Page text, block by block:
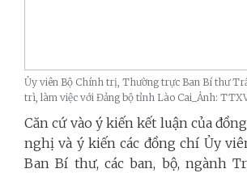
Ủy viên Bộ Chính trị, Thường trực Ban Bí thư
trì, làm việc với Đảng bộ tỉnh Lào Cai_Ảnh:
Căn cứ vào ý kiến kết luận của
nghị và ý kiến các đồng chí Ủy
Ban Bí thư, các ban, bộ, ngành